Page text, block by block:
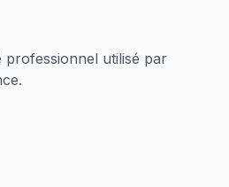
professionnel utilisé par